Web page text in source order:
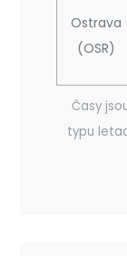
Ostrava
(OSR)
Časy
typu